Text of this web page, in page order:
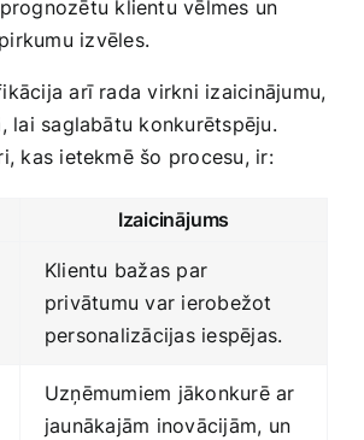
‍klientu vēlmes un
izvēles.
arī rada virkni izaicinājumu,⁣
lai saglabātu konkurētspēju.
kas ietekmē šo procesu, ir:
Izaicinājums
Klientu bažas par
privātumu var ierobežot
personalizācijas iespējas.
Uzņēmumiem jākonkurē ar
jaunākajām inovācijām, un